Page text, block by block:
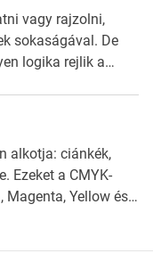
elkezdjük a
munka után
volna csinálni! […]
vagy rajzolni,
sokaságával. De
logika rejlik a
izgalmas
megértsd,
a
A […]
alkotja: ciánkék,
Ezeket a CMYK-
Magenta, Yellow és